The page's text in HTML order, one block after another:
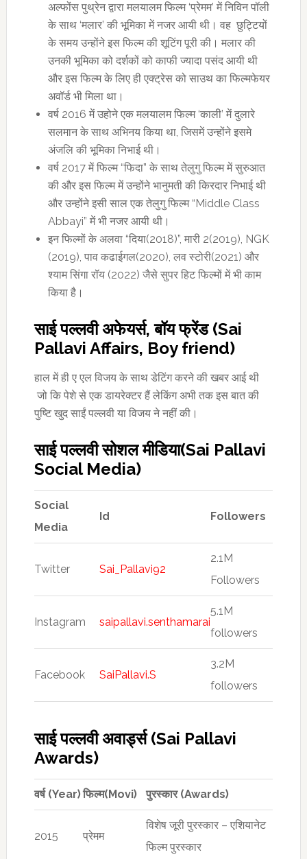
अल्फोंस पुथ्रेन द्वारा मलयालम फिल्म ‘प्रेमम’ में निविन पॉली
के साथ ‘मलार’ की भूमिका में नजर आयी थी। वह छुट्टियों
के समय उन्होंने इस फिल्म की शूटिंग पूरी की। मलार की
उनकी भूमिका को दर्शकों को काफी ज्यादा पसंद आयी थी
और इस फिल्म के लिए ही एक्ट्रेस को साउथ का फिल्मफेयर
अवॉर्ड भी मिला था।
वर्ष 2016 में उहोने एक मलयालम फिल्म ‘काली’ में दुलारे
सलमान के साथ अभिनय किया था, जिसमें उन्होंने इसमे
अंजलि की भूमिका निभाई थी।
वर्ष 2017 में फिल्म “फिदा” के साथ तेलुगु फिल्म में सुरुआत
की और इस फिल्म में उन्होंने भानुमती की किरदार निभाई थी
और उन्होंने इसी साल एक तेलुगु फिल्म “Middle Class
Abbayi” में भी नजर आयी थी।
इन फिल्मों के अलवा “दिया(2018)”, मारी 2(2019), NGK
(2019), पाव कढाईगल(2020), लव स्टोरी(2021) और
श्याम सिंगा रॉय (2022) जैसे सुपर हिट फिल्मों में भी काम
किया है।
साई पल्लवी अफेयर्स, बॉय फ्रेंड (Sai
Pallavi Affairs, Boy friend)
हाल में ही ए एल विजय के साथ डेटिंग करने की खबर आई थी
जो कि पेशे से एक डायरेक्टर हैं लेकिंग अभी तक इस बात की
पुष्टि खुद साईं पल्लवी या विजय ने नहीं की।
साई पल्लवी सोशल मीडिया(Sai Pallavi
Social Media)
Social
Media
Id Followers
Twitter Sai_Pallavi92
2.1M
Followers
Instagram saipallavi.senthamarai
5.1M
followers
Facebook SaiPallavi.S
3.2M
followers
साई पल्लवी अवार्ड्स (Sai Pallavi
Awards)
वर्ष (Year)फिल्म(Movi) पुरस्कार (Awards)
2015 प्रेमम
विशेष जूरी पुरस्कार – एशियानेट
फिल्म पुरस्कार